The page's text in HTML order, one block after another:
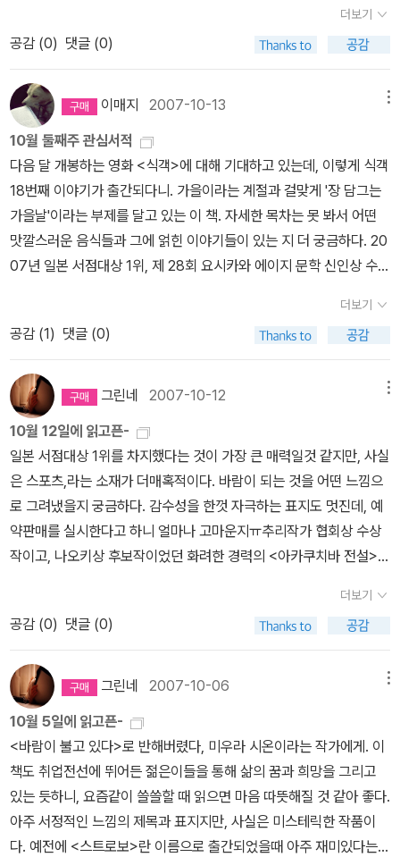
작으로 빈센트 반 고흐의 화가 이력 중 중요한 단계를 다룬 책이다. 평
생 한 번도 자신의 정원을 소유해본 적은 없지만, 늘 정원과 함께 살았
던 빈센트 반 고흐. 58점의 채색화를 포함해 총 75점의 그림이 담긴
이 책을 통해 빈센트 반 고흐의 정원과 그가 꿈꾸었던 것이 무엇이었
는지 만나볼 수 있다.<철학 수학>의 저자 야무차의 신간. 혹시 <이상
한 나라의 앨리스>의 작가 루이스 캐럴이 수학자이자 논리학자라는
사실을 알고 있는가? 한편, 양자역학과 만화 주인공 도라에몽은 무슨
관계가 있을까? 이 책은 과학 깊숙이 들어가야 봄 직한 이야기들을
철학적 사유와 함께 흥미롭게 풀어내고 있다.우리 두뇌 속에서 벌어
지는 은밀한 배신과 정복의 스토리. 옥스퍼드 대학에서 신학과 철학,
영문학을 공부하고 뒤늦게 존스 홉킨스 대학에서 의학공부를 시작한
은 맥락에서, 즉 우리의 신체적, 정신적 존재 전반, 그리고 우리의 마
음과 두뇌에 의해 빚어지고 거꾸로 그것들을 빚어내는, 광범한 인류
문화 차원에서 바라보아야 한다는 신념을 갖고 있다.지금 도시인들은
행복한가? 우리의 도시는 총체적 삶의 터전이 아니라 단순한 거주지
에 불과하지는 않은가? 프랑스 철학자 앙리 르페브르의 사상을 중심
으로 ‘도시에 대한 권리’를 다각도로 탐색하는 이 책은 현대 도시가 당
면한 구조적 문제를 살펴보고 앞으로 우리 도시가 나아가야 할 방향
을 모색한다.으아. 표지 완전!!!!
가 연습을 한다. 호모인 게이이치로(원문 그대로의 표현이다.), 집안
사정으로 대학에 가지 못하는 다쿠지, 게이이치로에게 당할뻔 한(?)
고스케. 료우운까지 이 넷은 전국대회에 나가기 위한 수영 릴레이팀
이다. 한창 혈기왕성한 고등학생인 만큼 <몽정기>에서 나올법한 표
현도 있지만 요시다 슈이치 특유의 유머 코드로 보는 사람으로 하여
금 슬그머니 웃음을 자아낸다.게다가 중간중간 나오는 후지모리와의
두근두근 어설픈 사랑 이야기까지 사춘기 시절 누구나 한 번쯤 고민
했을 법 한 일들이 가득가득 맛깔나게 담겨있어 술술 넘어간다. 그리
고 내가 가장 좋아하는 장면. 몇 번을 봐도 울컥 하는 장면.수영을 못
하는 수영부원인 쇼우고가 태어나 처음으로 100m 수영을 완주하는
장면이다.네타를 싫어하시는 분들은 패스.ㅎ>> 접힌 부분 펼치기 >>
드디어 나는 57초대의 벽을 뚫었다. 성 마리안느의 타시마 기록에는
성이 웃음소리로 바뀌었다. 순간, 쇼우고의 레인으로 고개가 돌아갔
다. 그제서 겨우 턴을 한 쇼우고가 거의 가라앉는 폼으로 헤엄치고 있
는 게 보였다. 나는 급히 물에서 나와 쇼우고의 레인 쪽으로 달려갔다.
“수영을 마친 사람은 텐트로 돌아가시오!” 주의를 주는 진행요원의
손을 뿌리치고 큰소리로 쇼우고에게 외쳤다. “쇼우고! 힘내라! 여기까
지 와!” 와라, 이리와, 여기까지 와. 여기까지만 오면, 내가 끌어올려
줄게, 너를 비웃는 사람이 있으면 내가 한 명도 빠짐없이 걷어차 줄 거
야. 어서 와! 힘내, 여기까지! 얼굴의 각도가 점점 하늘을 향해 선다.
손과 발의 움직임이 균형을 잃었다. 물속에서 허우적거리는 쇼우고의
침묵으로 바뀌었다. 내 손을 잡아끌던 진행요원의 손에 힘이 들어가
는 게 느껴졌다. 물에서 내미는 쇼우고의 얼굴이, 고통과 희망으로 흐
물흐물 일그러져 있다. 앞으로 10미터. 나는 눈을 감았다. 관중석에서
가을바람을 닮은 박수소리가 들려온다. 천천히 눈을 뜨고 수영장 안
을 들여다보니 쇼우고의 얼굴이 있었다. 태어나 처음으로 100미터를
완주한 아이의 얼굴이, 거기 있었다. 숨도 못 쉴 정도로 힘이 들겠지,
소리 없이 ‘료우운 선배’하고 입술이 움직였다. 신음소리처럼 “끝까지
왔어요.” 쇼우고가 말했다. 설마 내가 울겠냐 싶었지만, 흐르는 눈물
을 어쩔 수는 없었다.<< 펼친 부분 접기 <<이 책이 너무너무 갖고싶
었지만 당시 돈이 없어서 한글파일로 일일이 다 쳤던 기억이 있다;;;그
냥 이텍스트를 가지고서 언제든 보고싶을때 펼쳐볼 수 있었으면 했
을 출간한다지 뭐에요. 이걸 어째요. 저 분명히 그 책도 살 거 같아요.
이렇게 안 읽고 쌓여있는데 말이죠. 아 흑! 마우스의 오른쪽을 망가뜨
도 사요. 리뷰어들의 글을 보면 사고 싶어 미칠 것 같아 사긴해요. 그
녀의 <아웃>이나 <그로테스크>그리고 <아임소리마마>를 읽고 나
서 너무나 고통스러 가슴이 답답해 미칠 거 같았거든요 전 책읽고 고
통 받아 본 적이 거의 없는데 그녀의 소설들은 며칠 동안 절 괴롭히더
라구요. 오죽하면 전 그녀가 글쓰기의 매저키스트인 줄 알았다니깐
요. <다크>는 요 며칠전에 읽었어요. 그렇게 기분나쁜 여탐정 처음
봤다는. 고통 받을 거 알면서도 그녀의 몇 작품 읽고 끝내려고요. 그녀
는 왜 이야기가 막장으로 치닫는 것일까요? 기분 좋은 어둠이 아니에
있기에 이번에 그녀의 미미월드의 2막. 시대물에 한번 도전해 보려구
요. 전 시대물 싫어해서 그 유명하다는 도쿠가스가 뭔가도 아직 안 읽
었어요. 그리고 남의 나라 시대물 읽기도 싫고. 그래서 안 읽었는데 그
녀가 에도 시대를 보는 따스한 시선이 필요해졌어요. 에도 시대 서민
들은 정말 없이 살았다고 하네요. 다다미가 서민들의 방에 깐지가 채
백년이 안된다고 하고 흙방에서 가운데 불만 펴 놓고 살았다고 하네
요. 그런 생활환경의 악조건속에도 그녀가 그려낸 에도 시대는 눈물
겹도록 따스했어요. 역사 고증이 어떨지 잘 모르겠지만, 그러고 보면
<외딴집>에서는 일반인들의 생활상은 잘 나오지 않죠. 이 작품들에
서는 나오려나, 기대하면서 읽을거에요.모리히코의 책은 독특하다는
이야기기 있어서 사다 만 놓았어요. 언제 읽을지 몰라 타이밍을 재고
있죠. 어느 때가 좋을까, 따스한 봄이 좋을까, 후덥지근하면서 푸른 하
내리는 겨울이 좋을까. 하핫, 사시사철 다 가지고 있었는데 때를 다 놓
쳤어요. 전 독특한 이야기도 좋지만 독특한 문체를 사용하는 작가의
글도 좋아해요. 어떤 식으로 글을 썼을까, 궁금해서 모으다 보니 한권
이 두권되고 두권이 세권되고.... 지금도 몇 권 더 가지고 있는데, 여기
에는 세권으로 맞추려다보니... 올해는 모리히코의 그만의 문장의 매
력에 빠져보자,고 생각하고 있어요. 흠. 저도 그의 작품을 읽고 나면
나만의 문장을 만들 아이디어가 떠오를까요.전 미우라 시온의 <바람
이 강하게 불고 있다>를 재미나게 읽었어요. 아마 달리기로 치자면
단번에 100미터 달리기였다고 해야할까요. 워낙 재밌게 읽어서 그녀
이막스는 3권이 되면서부터 나타난다. 좋다. 감동적이다. 울뻔했다.
여운을 남기는 결말 역시 참 좋았다. 대부분의 스포츠 소설에서 등장
인물은 그 누구보다 뛰어난 실력을 가지고 있다. 하지만 이 소설의 주
인공은 다르다. 더 잘하는 '렌'이라는 천재 친구가 있다.둘은 경쟁하지
않는다. 그냥 '함께'달리고 싶을 뿐이다. 그리고 재능은 부족하지만 누
구보다 열정적으로 노력하는 '네기시'는 정말 감동적인 캐릭터였다.나
도, 나도, 그들과 함께 달리고 싶다. 솔직히 표지가 마음에 안들었는
데- 눈에 확 띄기는 하지만 섬뜩하지 않은가. 그럼에도 불구하고 이
책을 선택한 것은 얇은 귀로 전해 들은 호평 때문이었다. 순식간에 읽
은 후, 글쎄. 그저 그렇다 정도? 수학이라는 분야와 소설과의 접목은
신선하나, 그 신선함을 반도 살리지 못했다는 느낌이다. 신선한 소재
는 중반을 넘어가면서 흐지부지되고 식상한 반전에 의해 재미도 반감
되고 말았다. 하지만 못 쓴 소설은 아니다. 다만 기대치가 너무 높았다
더보기
공감 (0) 댓글 (0)
이매지 2007-10-13
10월 둘째주 관심서적
다음 달 개봉하는 영화 <식객>에 대해 기대하고 있는데, 이렇게 식객
18번째 이야기가 출간되다니. 가을이라는 계절과 걸맞게 '장 담그는
가을날'이라는 부제를 달고 있는 이 책. 자세한 목차는 못 봐서 어떤
맛깔스러운 음식들과 그에 얽힌 이야기들이 있는 지 더 궁금하다. 20
07년 일본 서점대상 1위, 제 28회 요시카와 에이지 문학 신인상 수상
주라는 새로운 목표를 발견하면서 성장해가는 모습을 그리고 있는 작
품이다. 책에 미쳤던 책벌레들에 대한 이야기를 통해 그동안 비판없
이 받아들인 역사적 사실에 대해 뒤집어보기를 시도하고 있는 책. 조
선시대 출판문화에 영향력을 발휘한 22명의 인사들을 살피며 때로는
칭찬을 때로는 회초리를 들고 있다. 예를 들어, 이황과 이이는 주자학
에 너무 천착해 다른 학문의 발전을 막고, 사대부 계급 강화에 일조했
고, 세종대왕은 한글을 창제했으나 대량 인쇄를 통해 일반 백성에게
지식을 쌓을 기회를 주지는 못했다고 지적한다. 그의 모든 주장에 동
조하지 않더라도 조금이라도 역사적 사실에 대해 비판적인 시각을 가
질 수 있지 않을까 싶다. 2004년부터 국립국어원에서 인터넷을 통해
국어자정운동을 벌였는데, 그 곳에서 다루었던 내용들을 책으로 묶었
다. 사실 외래어를 다듬어쓴다고 바꾼 것들이 어색한 경우도 많지만,
누리꾼, 참살이 등과 같이 이제는 익숙해진 것들도 많으니 습관의 문
한 번 짚어보고, 나의 언어생활을 반성할 수 있지 않을까 싶다.
더보기
공감 (1) 댓글 (0)
그린네 2007-10-12
10월 12일에 읽고픈-
일본 서점대상 1위를 차지했다는 것이 가장 큰 매력일것 같지만, 사실
은 스포츠,라는 소재가 더매혹적이다. 바람이 되는 것을 어떤 느낌으
로 그려냈을지 궁금하다. 감수성을 한껏 자극하는 표지도 멋진데, 예
약판매를 실시한다고 하니 얼마나 고마운지ㅠ추리작가 협회상 수상
작이고, 나오키상 후보작이었던 화려한 경력의 <아카쿠치바 전설>이
니 은근한 매력이 기대된다. 학교에 관련된 문제를 제기하는 작품은
언제나 궁금증을 자아낸다. 그것은 내 처지(?)와 부합하는 면이 있기
때문이고, 반성과 함께 감동을 주기도 하기 때문이다. 여기, 우리나라
에서는 일어나기 힘든 총기 사건을 다룬 작품이 있다. 어떤 방식으로
풀어나갈지 사뭇 궁금하고, 조금은 두렵기도 하다.
더보기
공감 (0) 댓글 (0)
그린네 2007-10-06
10월 5일에 읽고픈-
<바람이 불고 있다>로 반해버렸다, 미우라 시온이라는 작가에게. 이
책도 취업전선에 뛰어든 젊은이들을 통해 삶의 꿈과 희망을 그리고
있는 듯하니, 요즘같이 쓸쓸할 때 읽으면 마음 따뜻해질 것 같아 좋다.
아주 서정적인 느낌의 제목과 표지지만, 사실은 미스테릭한 작품이
다. 예전에 <스트로보>란 이름으로 출간되었을때 아주 재미있다는